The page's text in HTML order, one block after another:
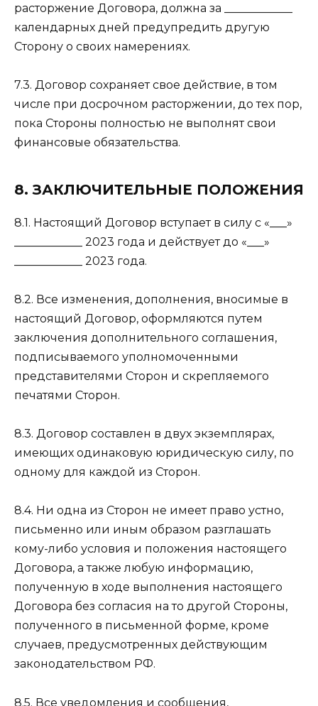
расторжение Договора, должна за ____________
календарных дней предупредить другую
Сторону о своих намерениях.
7.3. Договор сохраняет свое действие, в том
числе при досрочном расторжении, до тех пор,
пока Стороны полностью не выполнят свои
финансовые обязательства.
8. ЗАКЛЮЧИТЕЛЬНЫЕ ПОЛОЖЕНИЯ
8.1. Настоящий Договор вступает в силу с «___»
____________ 2023 года и действует до «___»
____________ 2023 года.
8.2. Все изменения, дополнения, вносимые в
настоящий Договор, оформляются путем
заключения дополнительного соглашения,
подписываемого уполномоченными
представителями Сторон и скрепляемого
печатями Сторон.
8.3. Договор составлен в двух экземплярах,
имеющих одинаковую юридическую силу, по
одному для каждой из Сторон.
8.4. Ни одна из Сторон не имеет право устно,
письменно или иным образом разглашать
кому-либо условия и положения настоящего
Договора, а также любую информацию,
полученную в ходе выполнения настоящего
Договора без согласия на то другой Стороны,
полученного в письменной форме, кроме
случаев, предусмотренных действующим
законодательством РФ.
8.5. Все уведомления и сообщения,